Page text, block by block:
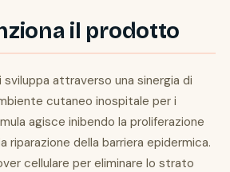
il prodotto
sviluppa attraverso una sinergia di
cutaneo inospitale per i
agisce inibendo la proliferazione
riparazione della barriera epidermica.
cellulare per eliminare lo strato